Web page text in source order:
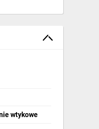
wtykowe